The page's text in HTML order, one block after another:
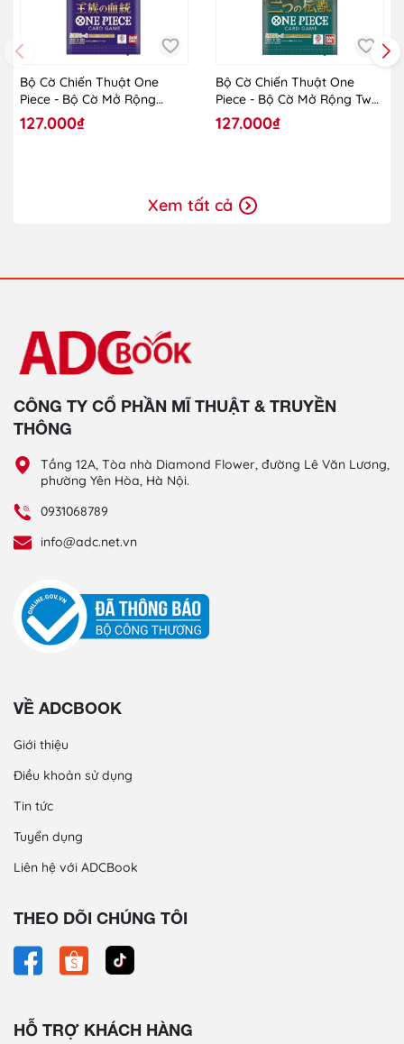
Bộ Cờ Chiến Thuật One
Piece - Bộ Cờ Mở Rộng
Royal Blood OP-10 - TCG -
One Piece - Vol.10
127.000₫
Bộ Cờ Chiến Thuật One
Piece - Bộ Cờ Mở Rộng Two
Legends OP-08
127.000₫
Xem tất cả
CÔNG TY CỔ PHẦN MĨ THUẬT & TRUYỀN
THÔNG
Tầng 12A, Tòa nhà Diamond Flower, đường Lê Văn Lương,
phường Yên Hòa, Hà Nội.
0931068789
info@adc.net.vn
VỀ ADCBOOK
Giới thiệu
Điều khoản sử dụng
Tin tức
Tuyển dụng
Liên hệ với ADCBook
THEO DÕI CHÚNG TÔI
HỖ TRỢ KHÁCH HÀNG